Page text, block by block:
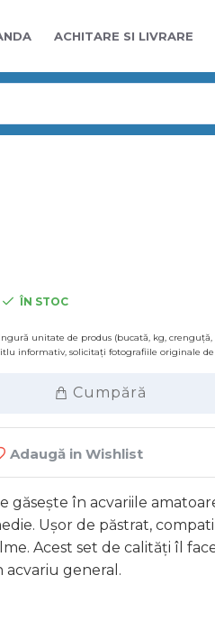
ACHITARE SI LIVRARE
ÎN STOC
unitate de produs (bucată, kg, crenguță,
informativ, solicitați fotografiile originale
Cumpără
Adaugă in Wishlist
găsește în acvariile
Ușor de păstrat,
Acest set de calități îl
general.